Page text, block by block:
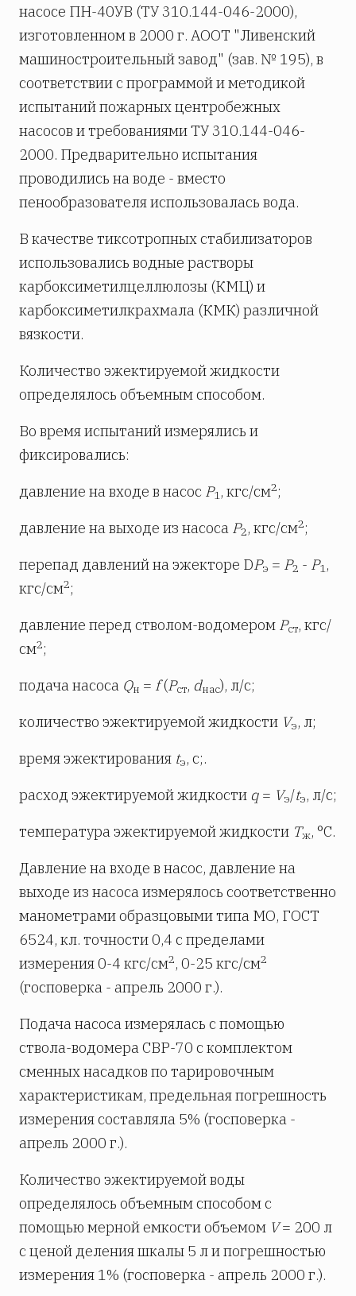
насосе ПН-40УВ (ТУ 310.144-046-2000),
изготовленном в 2000 г. АООТ "Ливенский
машиностроительный завод" (зав. № 195), в
соответствии с программой и методикой
испытаний пожарных центробежных
насосов и требованиями ТУ 310.144-046-
2000. Предварительно испытания
проводились на воде - вместо
пенообразователя использовалась вода.
В качестве тиксотропных стабилизаторов
использовались водные растворы
карбоксиметилцеллюлозы (КМЦ) и
карбоксиметилкрахмала (КМК) различной
вязкости.
Количество эжектируемой жидкости
определялось объемным способом.
Во время испытаний измерялись и
фиксировались:
давление на входе в насос Р1, кгс/см2;
давление на выходе из насоса Р2, кгс/см2;
перепад давлений на эжекторе DРэ = Р2 - Р1,
кгс/см2;
давление перед стволом-водомером Рст, кгс/
см2;
подача насоса Qн = f(Рст, dнас), л/с;
количество эжектируемой жидкости Vэ, л;
время эжектирования tэ, с;.
расход эжектируемой жидкости q = Vэ/tэ, л/с;
температура эжектируемой жидкости Тж, °С.
Давление на входе в насос, давление на
выходе из насоса измерялось соответственно
манометрами образцовыми типа МО, ГОСТ
6524, кл. точности 0,4 с пределами
измерения 0-4 кгс/см2, 0-25 кгс/см2
(госповерка - апрель 2000 г.).
Подача насоса измерялась с помощью
ствола-водомера СВР-70 с комплектом
сменных насадков по тарировочным
характеристикам, предельная погрешность
измерения составляла 5% (госповерка -
апрель 2000 г.).
Количество эжектируемой воды
определялось объемным способом с
помощью мерной емкости объемом V= 200 л
с ценой деления шкалы 5 л и погрешностью
измерения 1% (госповерка - апрель 2000 г.).